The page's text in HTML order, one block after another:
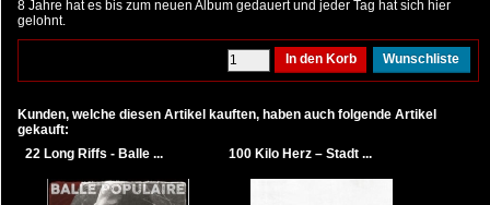
8 Jahre hat es bis zum neuen Album gedauert und jeder Tag hat sich hier
gelohnt.
Kunden, welche diesen Artikel kauften, haben auch folgende Artikel
gekauft:
22 Long Riffs - Balle ...
100 Kilo Herz – Stadt ...